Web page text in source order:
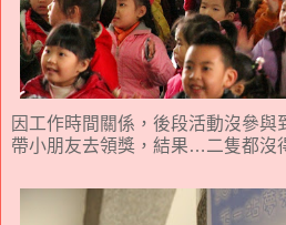
因工作時間關係，後段活動沒參
帶小朋友去領獎，結果…二隻都